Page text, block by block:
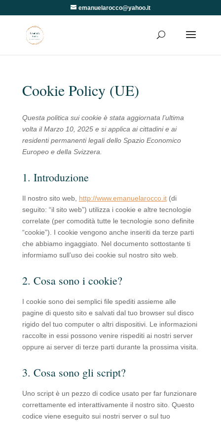
emanuelarocco@yahoo.it
Cookie Policy (UE)
Questa politica sui cookie è stata aggiornata l’ultima
volta il Marzo 10, 2025 e si applica ai cittadini e ai
residenti permanenti legali dello Spazio Economico
Europeo e della Svizzera.
1. Introduzione
Il nostro sito web, http://www.emanuelarocco.it(di
seguito: “il sito web”) utilizza i cookie e altre tecnologie
correlate (per comodità tutte le tecnologie sono definite
“cookie”). I cookie vengono anche inseriti da terze parti
che abbiamo ingaggiato. Nel documento sottostante ti
informiamo sull’uso dei cookie sul nostro sito web.
2. Cosa sono i cookie?
I cookie sono dei semplici file spediti assieme alle
pagine di questo sito e salvati dal tuo browser sul disco
rigido del tuo computer o altri dispositivi. Le informazioni
raccolte in essi possono venire rispediti ai nostri server
oppure ai server di terze parti durante la prossima visita.
3. Cosa sono gli script?
Uno script è un pezzo di codice usato per far funzionare
correttamente ed interattivamente il nostro sito. Questo
codice viene eseguito sui nostri server o sul tuo